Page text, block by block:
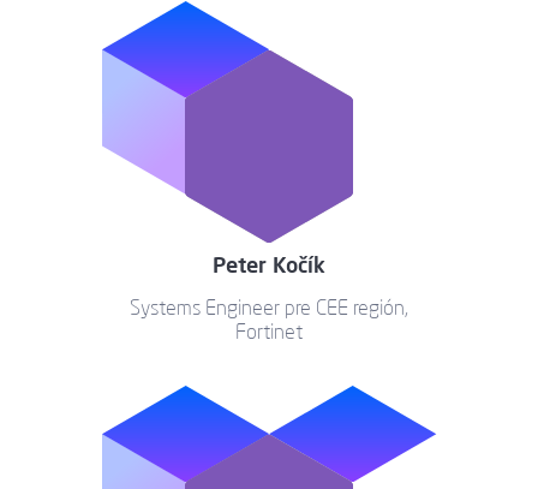
Peter Kočík
Systems Engineer pre CEE región,
Fortinet